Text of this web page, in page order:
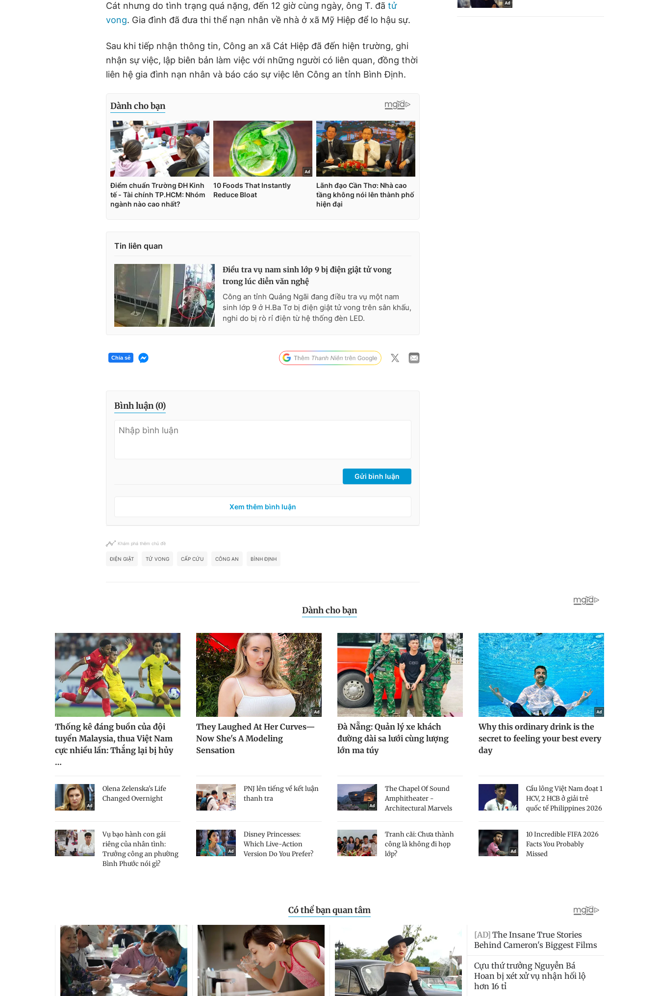
Cát nhưng do tình trạng quá nặng, đến 12 giờ cùng ngày, ông T. đã tử
vong. Gia đình đã đưa thi thể nạn nhân về nhà ở xã Mỹ Hiệp để lo hậu sự.
Sau khi tiếp nhận thông tin, Công an xã Cát Hiệp đã đến hiện trường, ghi
nhận sự việc, lập biên bản làm việc với những người có liên quan, đồng thời
liên hệ gia đình nạn nhân và báo cáo sự việc lên Công an tỉnh Bình Định.
Tin liên quan
Điều tra vụ nam sinh lớp 9 bị điện giật tử vong
trong lúc diễn văn nghệ
Công an tỉnh Quảng Ngãi đang điều tra vụ một nam
sinh lớp 9 ở H.Ba Tơ bị điện giật tử vong trên sân khấu,
nghi do bị rò rỉ điện từ hệ thống đèn LED.
Chia sẻ
Bình luận (0)
Gửi bình luận
Xem thêm bình luận
Khám phá thêm chủ đề
ĐIỆN GIẬT TỬ VONG CẤP CỨU CÔNG AN BÌNH ĐỊNH